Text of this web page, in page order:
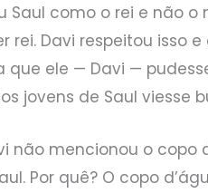
Saul como o rei e não o
rei. Davi respeitou isso
que ele — Davi —
jovens de Saul viesse
não mencionou o copo
Por quê? O copo